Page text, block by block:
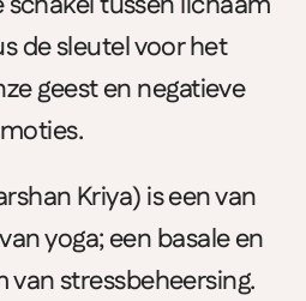
de sleutel voor het
geest en negatieve
Kriya) is een van
yoga; een basale en
van stressbeheersing.